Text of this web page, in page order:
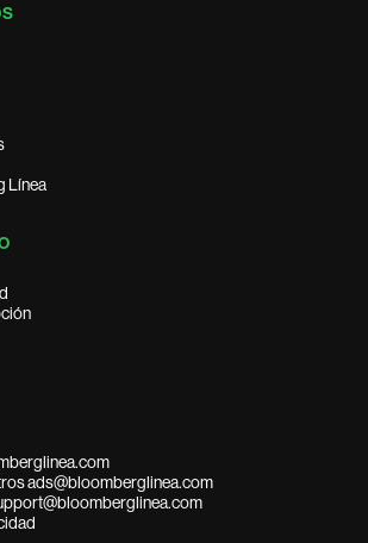
Línea
ads@bloomberglinea.com